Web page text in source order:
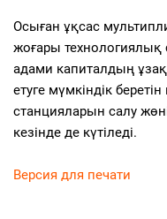
Осыған ұқсас
жоғары
адами капиталдың
етуге мүмкіндік
станцияларын салу
кезінде де күтіледі.
Версия для печати